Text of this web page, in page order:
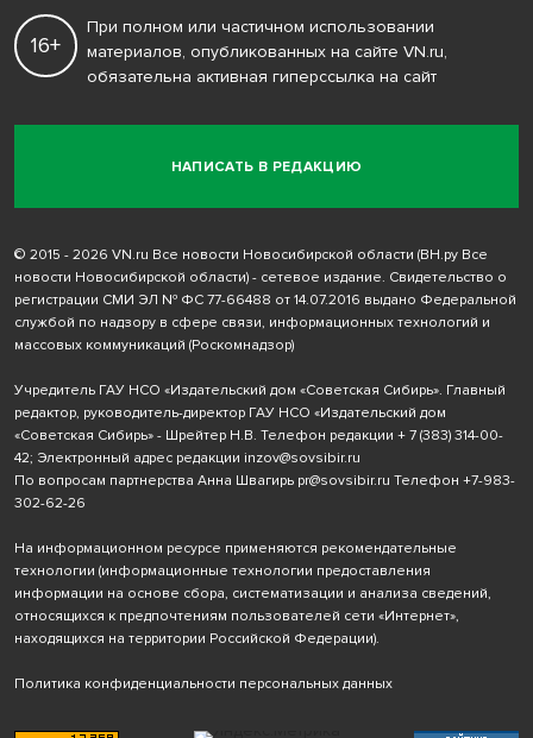
НАПИСАТЬ В РЕДАКЦИЮ
16+
При полном или частичном использовании
материалов, опубликованных на сайте VN.ru,
обязательна активная гиперссылка на сайт
© 2015 - 2026 VN.ru Все новости Новосибирской области (ВН.ру Все
новости Новосибирской области) - сетевое издание. Свидетельство о
регистрации СМИ ЭЛ № ФС 77-66488 от 14.07.2016 выдано Федеральной
службой по надзору в сфере связи, информационных технологий и
массовых коммуникаций (Роскомнадзор)
Учредитель ГАУ НСО «Издательский дом «Советская Сибирь». Главный
редактор, руководитель-директор ГАУ НСО «Издательский дом
«Советская Сибирь» - Шрейтер Н.В. Телефон редакции + 7 (383) 314-00-
42; Электронный адрес редакции inzov@sovsibir.ru
По вопросам партнерства Анна Швагирь pr@sovsibir.ru Телефон +7-983-
302-62-26
На информационном ресурсе применяются рекомендательные
технологии (информационные технологии предоставления
информации на основе сбора, систематизации и анализа сведений,
относящихся к предпочтениям пользователей сети «Интернет»,
находящихся на территории Российской Федерации).
Политика конфиденциальности персональных данных